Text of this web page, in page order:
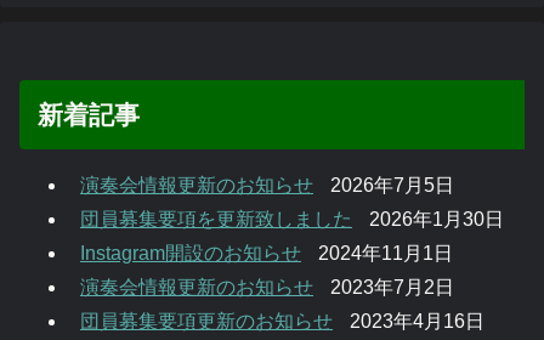
新着記事
演奏会情報更新のお知らせ
2026年7月5日
団員募集要項を更新致しました
2026年1月30日
Instagram開設のお知らせ
2024年11月1日
演奏会情報更新のお知らせ
2023年7月2日
団員募集要項更新のお知らせ
2023年4月16日